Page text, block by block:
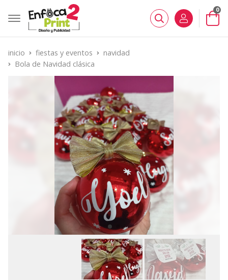
Buscar
0
inicio fiestas y eventos
navidad
Bola de Navidad clásica